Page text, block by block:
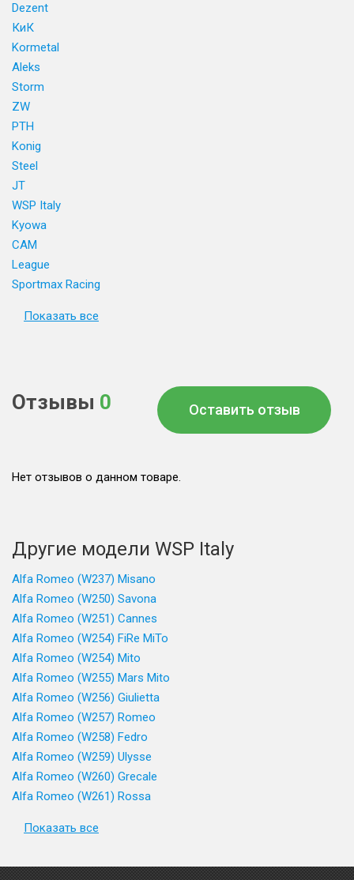
Dezent
КиК
Kormetal
Aleks
Storm
ZW
PTH
Konig
Steel
JT
WSP Italy
Kyowa
CAM
League
Sportmax Racing
Показать все
Отзывы 0 Оставить отзыв
Нет отзывов о данном товаре.
Другие модели WSP Italy
Alfa Romeo (W237) Misano
Alfa Romeo (W250) Savona
Alfa Romeo (W251) Cannes
Alfa Romeo (W254) FiRe MiTo
Alfa Romeo (W254) Mito
Alfa Romeo (W255) Mars Mito
Alfa Romeo (W256) Giulietta
Alfa Romeo (W257) Romeo
Alfa Romeo (W258) Fedro
Alfa Romeo (W259) Ulysse
Alfa Romeo (W260) Grecale
Alfa Romeo (W261) Rossa
Показать все